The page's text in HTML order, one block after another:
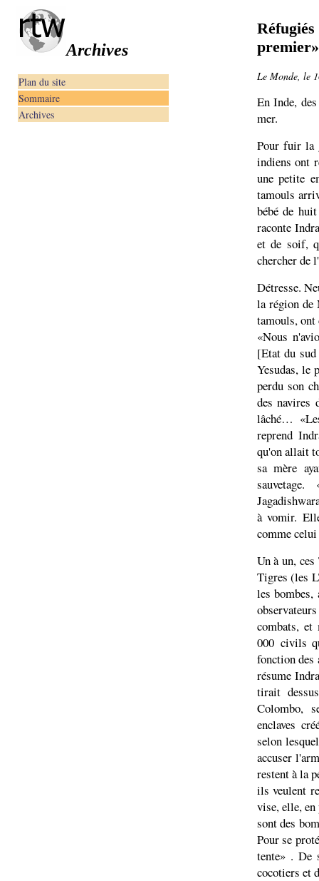
Archives
Plan du site
Sommaire
Archives
premier»
Le Monde, le
En Inde,
mer.
Pour fuir la
indiens ont
une petite
tamouls
bébé de
raconte
et de soif,
chercher de
Détresse.
la région de
tamouls, ont
«Nous
[Etat du
Yesudas, le
perdu son
des navires
lâché…
reprend
qu'on allait
sa mère
à vomir.
comme
Un à un,
Tigres (les
les bombes,
combats, et
000 civils
fonction des
résume
tirait
Colombo,
enclaves
selon
accuser
restent à la
ils veulent
vise, elle,
sont des
Pour se
tente» . De
cocotiers et